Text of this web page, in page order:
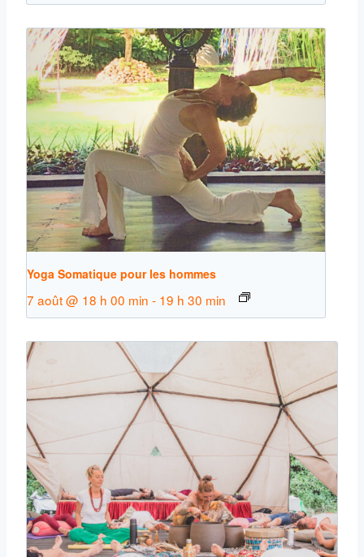
Yoga Somatique pour les hommes
7 août @ 18 h 00 min - 19 h 30 min